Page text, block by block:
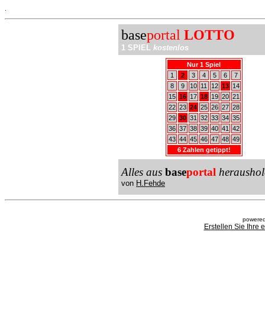
baseportal LOTTO
1 SPIEL kostenlos
Nur 1 Spiel
1
2 3 4 5 6
7
8
9 10 11 12 13
14
15 16 17 18 19 20 21
22 23 24 25 26 27 28
29 30 31 32 33 34 35
36 37 38 39 40 41
42
43 44 45 46 47 48 49
6 Zahlen getippt!
Alles aus baseportal
von H.Fehde
Erstellen Sie Ihre